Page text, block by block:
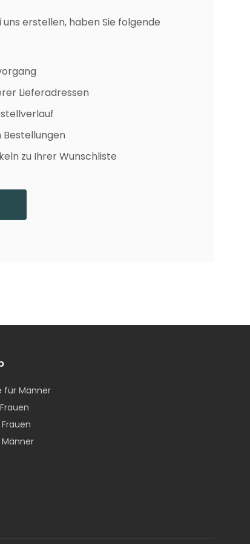
uns erstellen, haben Sie folgende
Lieferadressen
zu Ihrer Wunschliste
für Männer